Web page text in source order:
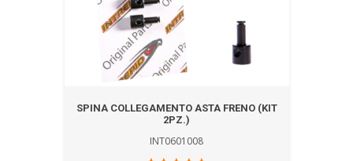
SPINA COLLEGAMENTO ASTA FRENO (KIT
2PZ.)
INT0601008